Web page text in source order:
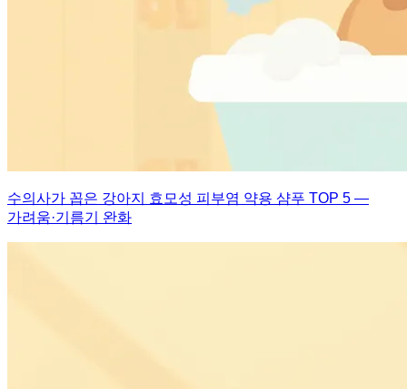
수의사가 꼽은 강아지 효모성 피부염 약용 샴푸 TOP 5 —
가려움·기름기 완화